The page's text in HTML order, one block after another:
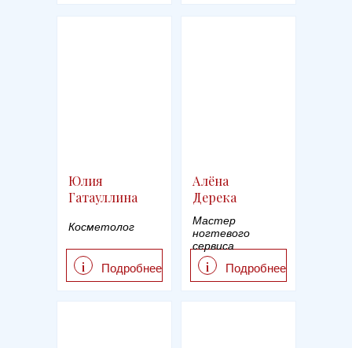
Подробнее
i
Юлия
Гатауллина
Косметолог
Подробнее
i
Алёна
Дерека
Мастер
ногтевого
сервиса